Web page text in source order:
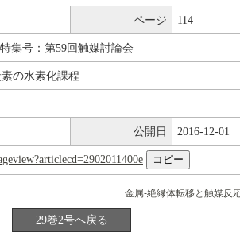
ページ 114
集号：第59回触媒討論会
の水素化課程
公開日 2016-12-01
29巻2号へ戻る